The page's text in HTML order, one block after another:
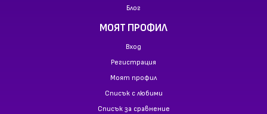
Блог
МОЯТ ПРОФИЛ
Вход
Регистрация
Моят профил
Списък с любими
Списък за сравнение